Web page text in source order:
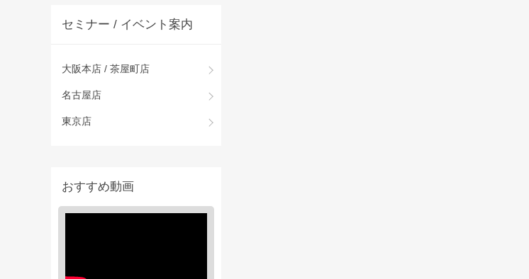
セミナー / イベント案内
大阪本店 / 茶屋町店
名古屋店
東京店
おすすめ動画